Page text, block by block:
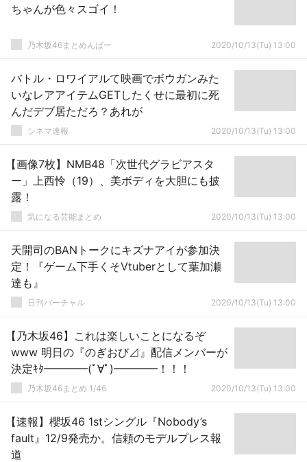
ちゃんが色々スゴイ！
乃木坂46まとめんばー 2020/10/13(Tu) 13:00
バトル・ロワイアルて映画でボウガンみた
いなレアアイテムGETしたくせに最初に死
んだデブ居ただろ？あれが
シネマ速報 2020/10/13(Tu) 13:00
【画像7枚】NMB48「次世代グラビアスタ
ー」上西怜（19）、美ボディを大胆にも披
露！
気になる芸能まとめ 2020/10/13(Tu) 13:00
天開司のBANトークにキズナアイが参加決
定！『ゲーム下手くそVtuberとして葉加瀬
達も』
日刊バーチャル 2020/10/13(Tu) 13:00
【乃木坂46】これは楽しいことになるぞ
www 明日の『のぎおび⊿』配信メンバーが
決定ｷﾀ━━━━(ﾟ∀ﾟ)━━━━！！！
乃木坂46まとめ 1/46 2020/10/13(Tu) 13:00
【速報】櫻坂46 1stシングル『Nobody’s
fault』12/9発売か。信頼のモデルプレス報
道